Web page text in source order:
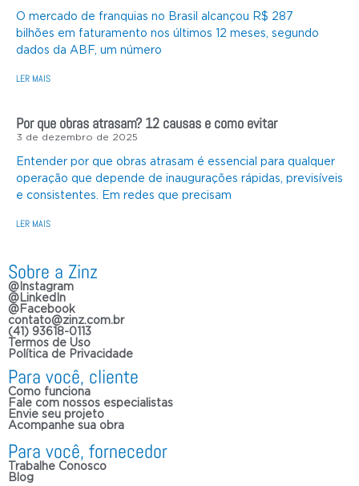
O mercado de franquias no Brasil alcançou R$ 287
bilhões em faturamento nos últimos 12 meses, segundo
dados da ABF, um número
LER MAIS
Por que obras atrasam? 12 causas e como evitar
3 de dezembro de 2025
Entender por que obras atrasam é essencial para qualquer
operação que depende de inaugurações rápidas, previsíveis
e consistentes. Em redes que precisam
LER MAIS
Sobre a Zinz
@Instagram
@LinkedIn
@Facebook
contato@zinz.com.br
(41) 93618-0113
Termos de Uso
Política de Privacidade
Para você, cliente
Como funciona
Fale com nossos especialistas
Envie seu projeto
Acompanhe sua obra
Para você, fornecedor
Trabalhe Conosco
Blog